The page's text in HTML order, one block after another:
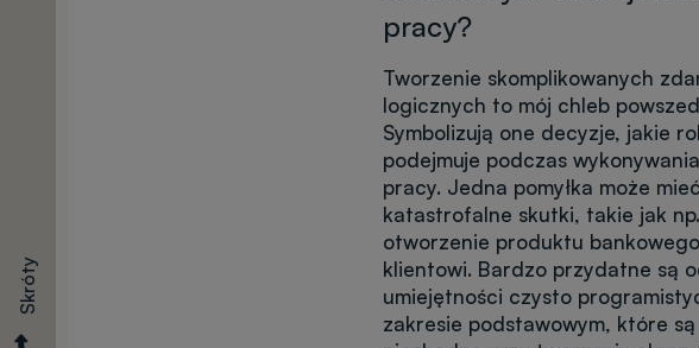
pracy?
Tworzenie skomplikowanych
logicznych to mój chleb
Symbolizują one decyzje, jakie
podejmuje podczas
pracy. Jedna pomyłka może mieć
katastrofalne skutki, takie jak np.
otworzenie produktu
klientowi. Bardzo przydatne są
umiejętności czysto
zakresie podstawowym, które są
Skróty